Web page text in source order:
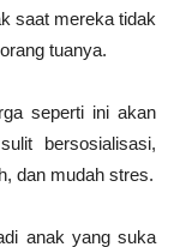
saat mereka tidak
tuanya.
seperti ini akan
bersosialisasi,
dan mudah stres.
anak yang suka